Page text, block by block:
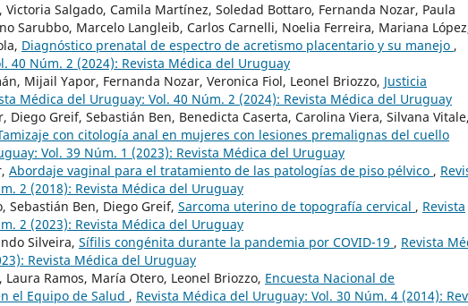
Salgado, Camila Martínez, Soledad Bottaro, Fernanda Nozar, Paula
Sarubbo, Marcelo Langleib, Carlos Carnelli, Noelia Ferreira, Mariana
Diagnóstico prenatal de espectro de acretismo placentario y su manejo ,
40 Núm. 2 (2024): Revista Médica del Uruguay
Mijail Yapor, Fernanda Nozar, Veronica Fiol, Leonel Briozzo, Justicia
Médica del Uruguay: Vol. 40 Núm. 2 (2024): Revista Médica del Uruguay
Diego Greif, Sebastián Ben, Benedicta Caserta, Carolina Viera, Silvana Vitale,
con citología anal en mujeres con lesiones premalignas del cuello
Vol. 39 Núm. 1 (2023): Revista Médica del Uruguay
Abordaje vaginal para el tratamiento de las patologías de piso pélvico ,
2 (2018): Revista Médica del Uruguay
Sebastián Ben, Diego Greif, Sarcoma uterino de topografía cervical , Revista
2 (2023): Revista Médica del Uruguay
Silveira, Sífilis congénita durante la pandemia por COVID-19 , Revista
Revista Médica del Uruguay
Ramos, María Otero, Leonel Briozzo, Encuesta Nacional de
el Equipo de Salud , Revista Médica del Uruguay: Vol. 30 Núm. 4 (2014):